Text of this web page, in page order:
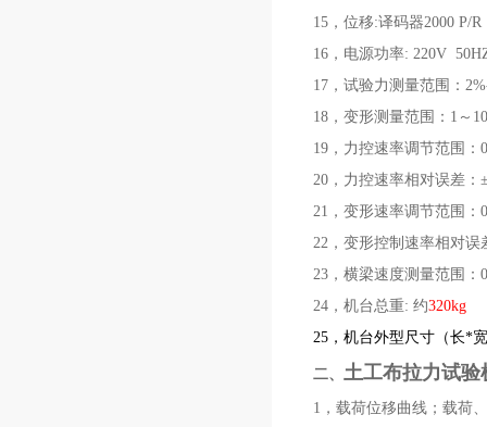
15，位移:译码器2000 P/
16，电源功率: 220V
17，试验力测量范围：
18，变形测量范围：1～
19，力控速率调节范围：
20，力控速率相对误差：
21，变形速率调节范围：
22，变形控制速率相对误
23，横梁速度测量范围：
24，机台总重: 约320kg
25 ，机台外型尺寸（长*
二、 土工布拉力试验
1，载荷位移曲线；载荷